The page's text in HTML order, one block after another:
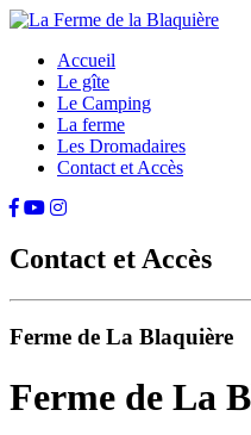
Accueil
Le gîte
Le Camping
La ferme
Les Dromadaires
Contact et Accès
Contact et Accès
Ferme de La Blaquière
Ferme de La